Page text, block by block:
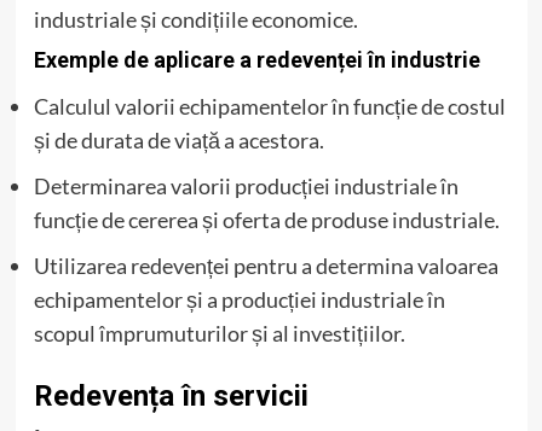
industriale și condițiile economice.
Exemple de aplicare a redevenței în industrie
Calculul valorii echipamentelor în funcție de costul
și de durata de viață a acestora.
Determinarea valorii producției industriale în
funcție de cererea și oferta de produse industriale.
Utilizarea redevenței pentru a determina valoarea
echipamentelor și a producției industriale în
scopul împrumuturilor și al investițiilor.
Redevența în servicii